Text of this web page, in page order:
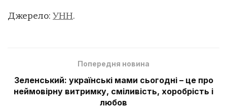
Джерело: УНН.
Попередня новина
Зеленський: українські мами сьогодні – це про
неймовірну витримку, сміливість, хоробрість і
любов